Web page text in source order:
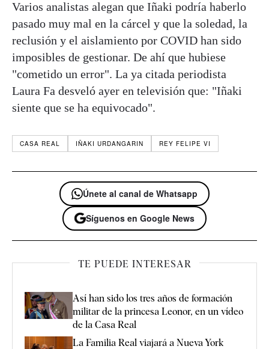
Varios analistas alegan que Iñaki podría haberlo
pasado muy mal en la cárcel y que la soledad, la
reclusión y el aislamiento por COVID han sido
imposibles de gestionar. De ahí que hubiese
"cometido un error". La ya citada periodista
Laura Fa desveló ayer en televisión que: "Iñaki
siente que se ha equivocado".
CASA REAL IÑAKI URDANGARIN REY FELIPE VI
Únete al canal de Whatsapp
Síguenos en Google News
TE PUEDE INTERESAR
Así han sido los tres años de formación
militar de la princesa Leonor, en un vídeo
de la Casa Real
La Familia Real viajará a Nueva York